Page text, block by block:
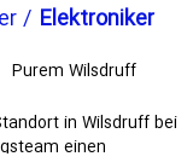
/ Elektroniker
Purem Wilsdruff
in Wilsdruff bei
einen